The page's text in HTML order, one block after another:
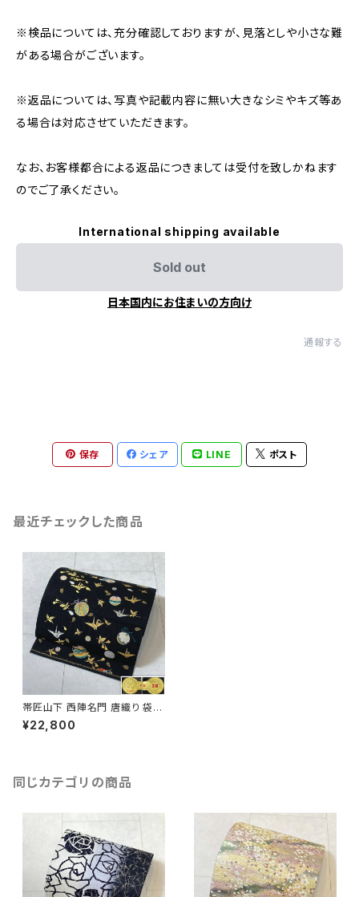
※検品については、充分確認しておりますが、見落としや小さな難
がある場合がございます。
※返品については、写真や記載内容に無い大きなシミやキズ等あ
る場合は対応させていただきます。
なお、お客様都合による返品につきましては受付を致しかねます
のでご了承ください。
International shipping available
Sold out
日本国内にお住まいの方向け
通報する
保存 シェア LINE ポスト
最近チェックした商品
帯匠山下 西陣名門 唐織り 袋帯
西陣織 手毬 折鶴 金糸 銀糸 黒
579
¥22,800
同じカテゴリの商品